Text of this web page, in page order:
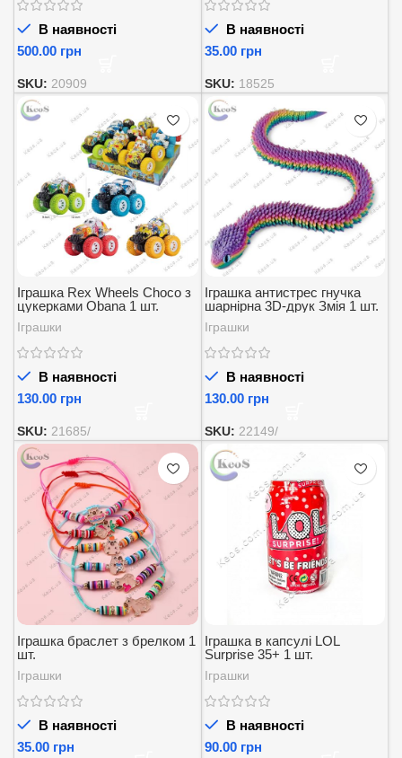
В наявності
грн
SKU: 20909
В наявності
грн
SKU: 18525
Іграшка Rex Wheels Choco з
цукерками Obana 1 шт.
Іграшки
В наявності
грн
SKU: 21685/
Іграшка антистрес гнучка
шарнірна 3D-друк Змія 1 шт.
Іграшки
В наявності
грн
SKU: 22149/
Іграшка браслет з брелком 1
шт.
Іграшки
В наявності
грн
Іграшка в капсулі LOL
Surprise 35+ 1 шт.
Іграшки
В наявності
грн